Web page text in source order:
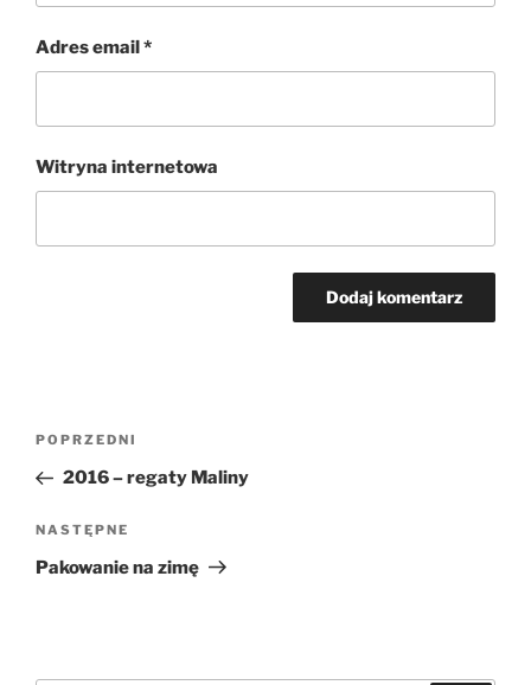
Adres email*
Witryna internetowa
Nawigacja
Poprzedni
wpis
POPRZEDNI
2016 – regaty Maliny
Następny
wpis
NASTĘPNE
Pakowanie na zimę